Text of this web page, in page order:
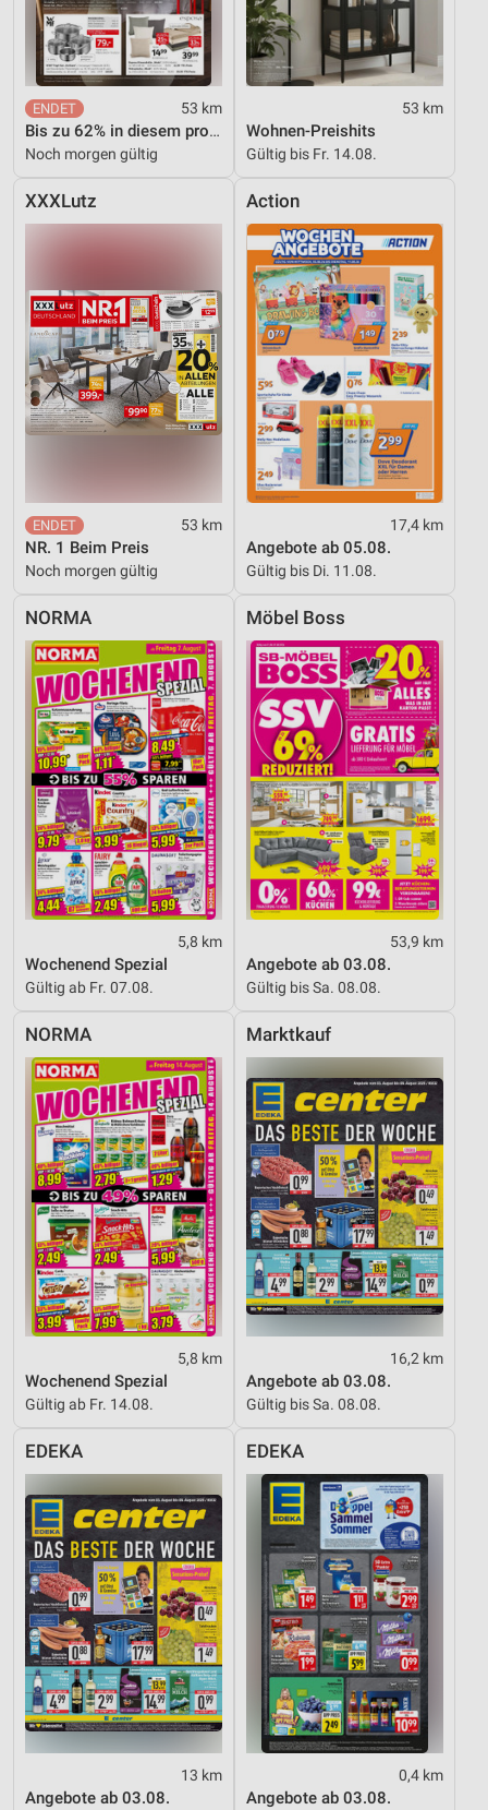
53 km
Bis zu 62% in diesem prospekt
Noch morgen gültig
53 km
Wohnen-Preishits
Gültig bis Fr. 14.08.
XXXLutz
53 km
NR. 1 Beim Preis
Noch morgen gültig
Action
17,4 km
Angebote ab 05.08.
Gültig bis Di. 11.08.
NORMA
5,8 km
Wochenend Spezial
Gültig ab Fr. 07.08.
Möbel Boss
53,9 km
Angebote ab 03.08.
Gültig bis Sa. 08.08.
NORMA
5,8 km
Wochenend Spezial
Gültig ab Fr. 14.08.
Marktkauf
16,2 km
Angebote ab 03.08.
Gültig bis Sa. 08.08.
EDEKA
13 km
Angebote ab 03.08.
EDEKA
0,4 km
Angebote ab 03.08.